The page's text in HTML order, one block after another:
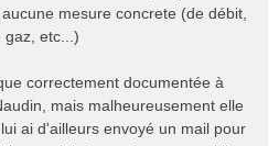
mesure concrete (de débit,
gaz, etc...)
correctement documentée à
mais malheureusement elle
ai d'ailleurs envoyé un mail pour